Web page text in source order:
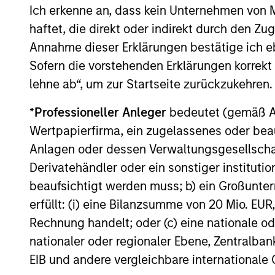
Ich erkenne an, dass kein Unternehmen
haftet, die direkt oder indirekt durch den
Annahme dieser Erklärungen bestätige ich
Sofern die vorstehenden Erklärungen
lehne ab“, um zur Startseite zurückzukehren.
*Professioneller Anleger bedeutet (gemäß
Wertpapierfirma, ein zugelassenes oder
Anlagen oder dessen
Derivatehändler oder ein sonstiger
beaufsichtigt werden muss; b) ein
erfüllt: (i) eine Bilanzsumme von 20 Mio.
Rechnung handelt; oder (c) eine nationale
nationaler oder regionaler Ebene,
EIB und andere vergleichbare
Patrick Egan
Executive Director
Alternative investments are speculative and